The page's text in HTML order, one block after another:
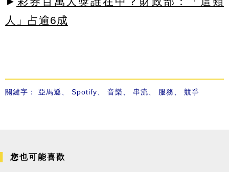
人」占逾6成
關鍵字： 亞馬遜、 Spotify、 音樂、 串流、 服務、 競爭
您也可能喜歡